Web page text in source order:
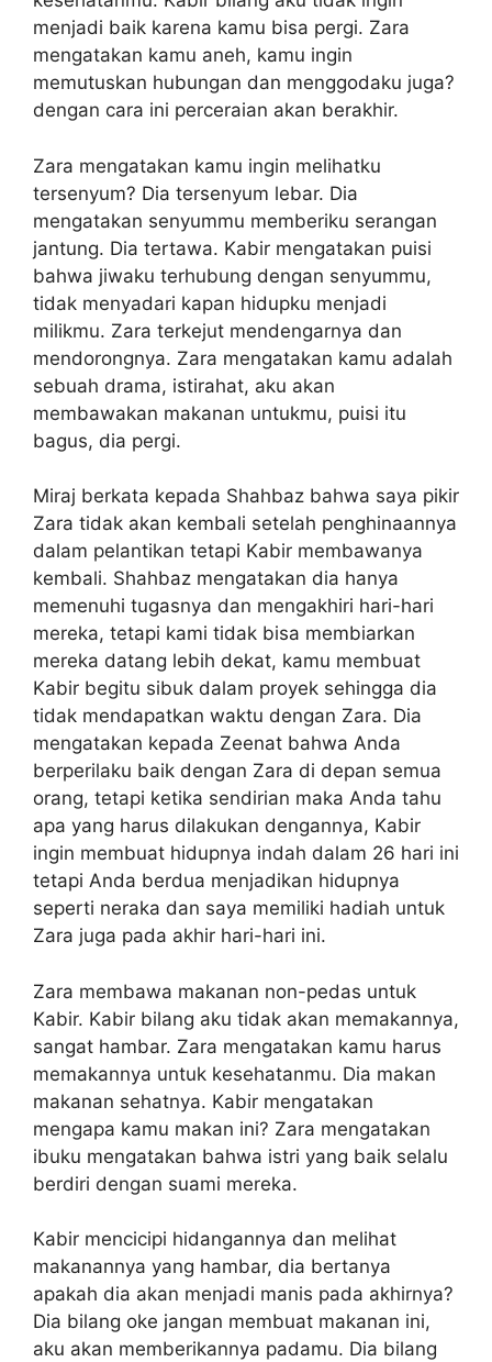
menjadi baik karena kamu bisa pergi. Zara
mengatakan kamu aneh, kamu ingin
memutuskan hubungan dan menggodaku juga?
dengan cara ini perceraian akan berakhir.
Zara mengatakan kamu ingin melihatku
tersenyum? Dia tersenyum lebar. Dia
mengatakan senyummu memberiku serangan
jantung. Dia tertawa. Kabir mengatakan puisi
bahwa jiwaku terhubung dengan senyummu,
tidak menyadari kapan hidupku menjadi
milikmu. Zara terkejut mendengarnya dan
mendorongnya. Zara mengatakan kamu adalah
sebuah drama, istirahat, aku akan
membawakan makanan untukmu, puisi itu
bagus, dia pergi.
Miraj berkata kepada Shahbaz bahwa saya pikir
Zara tidak akan kembali setelah penghinaannya
dalam pelantikan tetapi Kabir membawanya
kembali. Shahbaz mengatakan dia hanya
memenuhi tugasnya dan mengakhiri hari-hari
mereka, tetapi kami tidak bisa membiarkan
mereka datang lebih dekat, kamu membuat
Kabir begitu sibuk dalam proyek sehingga dia
tidak mendapatkan waktu dengan Zara. Dia
mengatakan kepada Zeenat bahwa Anda
berperilaku baik dengan Zara di depan semua
orang, tetapi ketika sendirian maka Anda tahu
apa yang harus dilakukan dengannya, Kabir
ingin membuat hidupnya indah dalam 26 hari ini
tetapi Anda berdua menjadikan hidupnya
seperti neraka dan saya memiliki hadiah untuk
Zara juga pada akhir hari-hari ini.
Zara membawa makanan non-pedas untuk
Kabir. Kabir bilang aku tidak akan memakannya,
sangat hambar. Zara mengatakan kamu harus
memakannya untuk kesehatanmu. Dia makan
makanan sehatnya. Kabir mengatakan
mengapa kamu makan ini? Zara mengatakan
ibuku mengatakan bahwa istri yang baik selalu
berdiri dengan suami mereka.
Kabir mencicipi hidangannya dan melihat
makanannya yang hambar, dia bertanya
apakah dia akan menjadi manis pada akhirnya?
Dia bilang oke jangan membuat makanan ini,
aku akan memberikannya padamu. Dia bilang